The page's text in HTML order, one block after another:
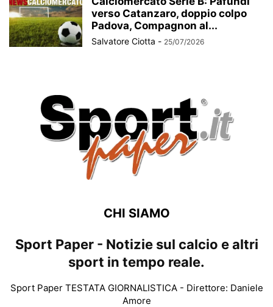
verso Catanzaro, doppio colpo
Padova, Compagnon al...
Salvatore Ciotta - 25/07/2026
CHI SIAMO
Sport Paper - Notizie sul calcio e altri
sport in tempo reale.
Sport Paper TESTATA GIORNALISTICA - Direttore: Daniele
Amore